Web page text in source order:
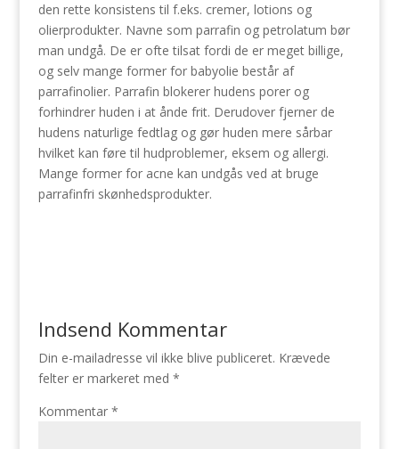
den rette konsistens til f.eks. cremer, lotions og
olierprodukter. Navne som parrafin og petrolatum bør
man undgå. De er ofte tilsat fordi de er meget billige,
og selv mange former for babyolie består af
parrafinolier. Parrafin blokerer hudens porer og
forhindrer huden i at ånde frit. Derudover fjerner de
hudens naturlige fedtlag og gør huden mere sårbar
hvilket kan føre til hudproblemer, eksem og allergi.
Mange former for acne kan undgås ved at bruge
parrafinfri skønhedsprodukter.
Indsend Kommentar
Din e-mailadresse vil ikke blive publiceret. Krævede
felter er markeret med *
Kommentar *